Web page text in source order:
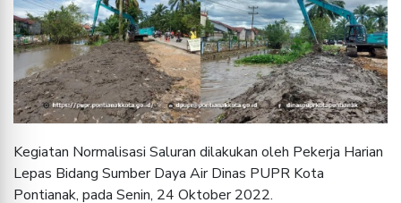
Kegiatan Normalisasi Saluran dilakukan oleh Pekerja Harian
Lepas Bidang Sumber Daya Air Dinas PUPR Kota
Pontianak, pada Senin, 24 Oktober 2022.